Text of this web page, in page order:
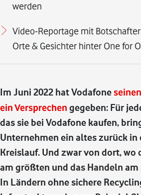
werden
Video-Reportage mit
Orte & Gesichter hinter One for
Im Juni 2022 hat Vodafone
ein Versprechen gegeben: Für
das sie bei Vodafone kaufen,
Unternehmen ein altes zurück in
Kreislauf. Und zwar von dort, wo
am größten und das Handeln
In Ländern ohne sichere